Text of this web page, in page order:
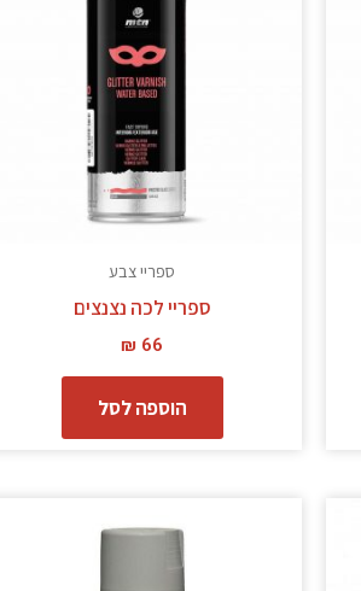
ספריי צבע
ספריי לכה נצנצים
₪ 66
הוספה לסל